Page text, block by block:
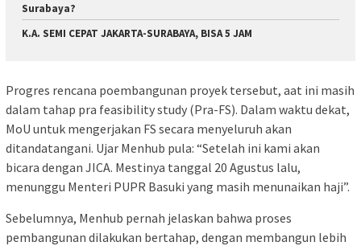
Surabaya?
K.A. SEMI CEPAT JAKARTA-SURABAYA, BISA 5 JAM
Progres rencana poembangunan proyek tersebut, aat ini masih
dalam tahap pra feasibility study (Pra-FS). Dalam waktu dekat,
MoU untuk mengerjakan FS secara menyeluruh akan
ditandatangani. Ujar Menhub pula: “Setelah ini kami akan
bicara dengan JICA. Mestinya tanggal 20 Agustus lalu,
menunggu Menteri PUPR Basuki yang masih menunaikan haji”.
Sebelumnya, Menhub pernah jelaskan bahwa proses
pembangunan dilakukan bertahap, dengan membangun lebih